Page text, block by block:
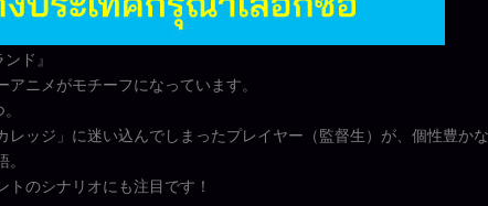
ド』
ニメがモチーフになっています。
ッジ」に迷い込んでしまったプレイヤー（監督生）が、個性豊か
のシナリオにも注目です！